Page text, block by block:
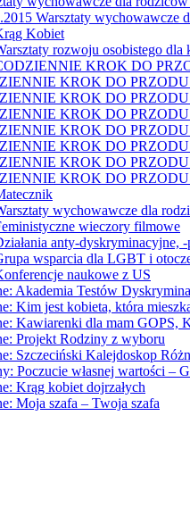
Warsztaty wychowawcze
Kobiet
rozwoju osobistego
KROK DO
KROK DO PRZODU
KROK DO PRZODU
KROK DO PRZODU
KROK DO PRZODU
KROK DO PRZODU
KROK DO PRZODU
KROK DO PRZODU
wychowawcze dla
wieczory filmowe
anty-dyskryminacyjne,
wsparcia dla LGBT i
naukowe z US
Akademia Testów
Kim jest kobieta, która
Kawiarenki dla mam GOPS,
Projekt Rodziny z wyboru
Szczeciński Kalejdoskop
Poczucie własnej wartości –
Krąg kobiet dojrzałych
Moja szafa – Twoja szafa